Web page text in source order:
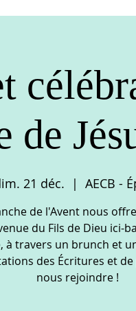
de
21 déc.
  |
AECB -
de l'Avent nous
du Fils de Dieu ici-
à travers un brunch et
des Écritures et
nous rejoindre !